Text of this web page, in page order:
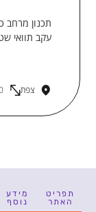
תכנון מרחב
עקב תוואי
צפת
תפריט
האתר
מידע
נוסף